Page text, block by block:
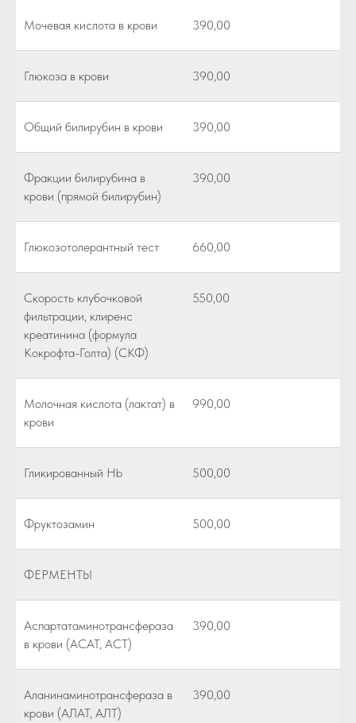
Мочевая кислота в крови 390,00
Глюкоза в крови 390,00
Общий билирубин в крови 390,00
Фракции билирубина в
крови (прямой билирубин)
390,00
Глюкозотолерантный тест 660,00
Скорость клубочковой
фильтрации, клиренс
креатинина (формула
Кокрофта-Голта) (СКФ)
550,00
Молочная кислота (лактат) в
крови
990,00
Гликированный Hb 500,00
Фруктозамин 500,00
ФЕРМЕНТЫ
Аспартатаминотрансфераза
в крови (АСАТ, АСТ)
390,00
Аланинаминотрансфераза в
крови (АЛАТ, АЛТ)
390,00